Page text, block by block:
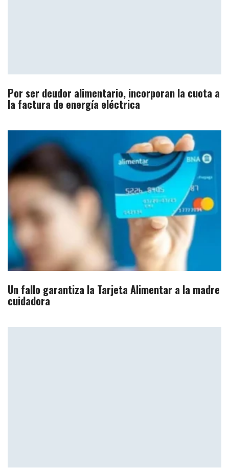
Por ser deudor alimentario, incorporan la cuota a
la factura de energía eléctrica
Un fallo garantiza la Tarjeta Alimentar a la madre
cuidadora